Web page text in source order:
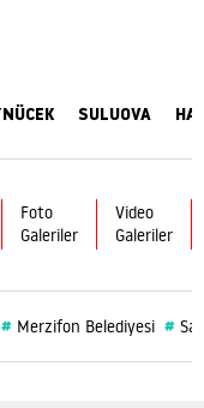
SULUOVA
Foto
Galeriler
Video
Galeriler
# Merzifon Belediyesi #